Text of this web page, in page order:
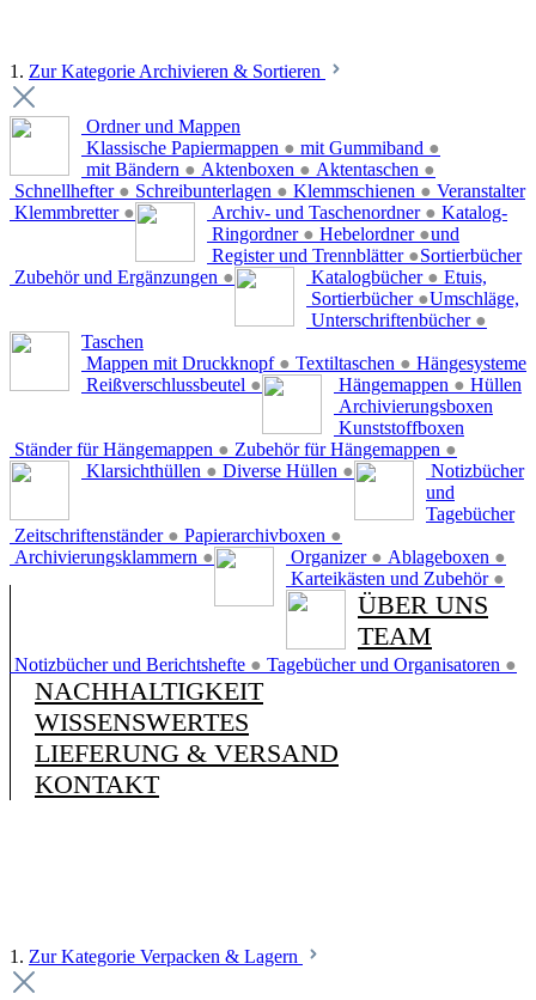
1. Zur Kategorie Archivieren & Sortieren
Ordner und Mappen
Klassische Papiermappen ● mit Gummiband ●
mit Bändern ● Aktenboxen ● Aktentaschen ●
Schnellhefter ● Schreibunterlagen ● Klemmschienen ●
Klemmbretter ●
Veranstalter
Archiv- und Taschenordner ●
Ringordner ● Hebelordner ●
Register und Trennblätter ●
Zubehör und Ergänzungen ●
Katalog-
und
Sortierbücher
Katalogbücher ●
Sortierbücher ●
Unterschriftenbücher ●
Etuis,
Umschläge,
Taschen
Mappen mit Druckknopf ● Textiltaschen ●
Reißverschlussbeutel ●
Hängesysteme
Hängemappen ●
Ständer für Hängemappen ● Zubehör für Hängemappen ●
Hüllen
Klarsichthüllen ● Diverse Hüllen ●
Archivierungsboxen
Zeitschriftenständer ● Papierarchivboxen ●
Archivierungsklammern ●
Kunststoffboxen
Organizer ● Ablageboxen ●
Karteikästen und Zubehör ●
Notizbücher
und
Tagebücher
Notizbücher und Berichtshefte ● Tagebücher und Organisatoren ●
ÜBER UNS
TEAM
NACHHALTIGKEIT
WISSENSWERTES
LIEFERUNG & VERSAND
KONTAKT
1. Zur Kategorie Verpacken & Lagern